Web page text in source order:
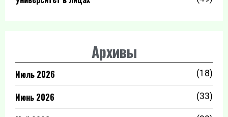
Архивы
Июль 2026 (18)
Июнь 2026 (33)